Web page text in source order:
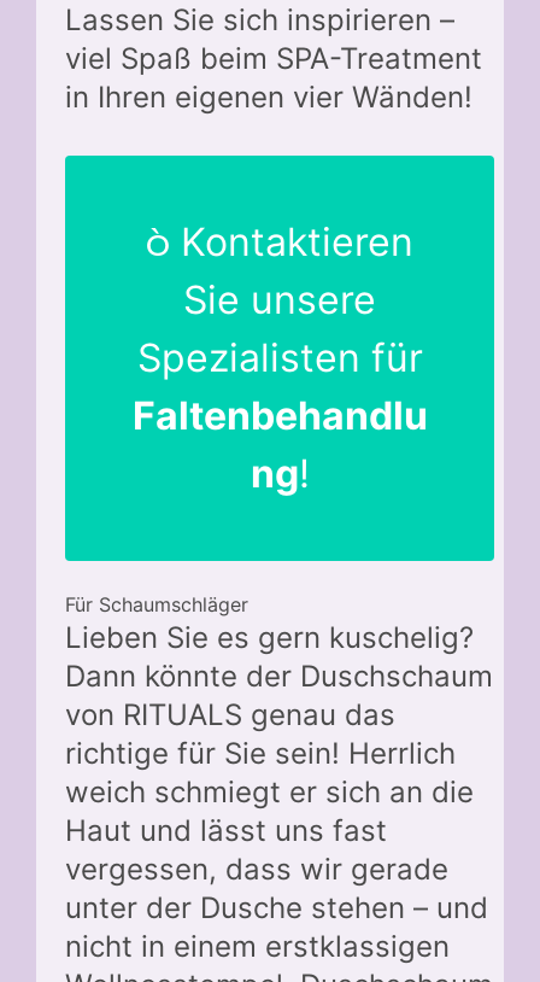
Lassen Sie sich inspirieren –
viel Spaß beim SPA-Treatment
in Ihren eigenen vier Wänden!
Kontaktieren
Sie unsere
Spezialisten für
Faltenbehandlu
ng!
Für Schaumschläger
Lieben Sie es gern kuschelig?
Dann könnte der Duschschaum
von RITUALS genau das
richtige für Sie sein! Herrlich
weich schmiegt er sich an die
Haut und lässt uns fast
vergessen, dass wir gerade
unter der Dusche stehen – und
nicht in einem erstklassigen